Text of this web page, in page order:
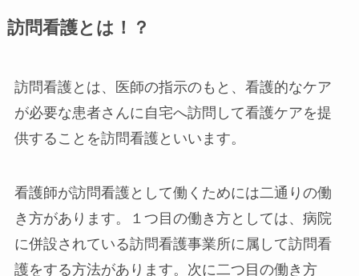
訪問看護とは！？
訪問看護とは、医師の指示のもと、看護的なケア
が必要な患者さんに自宅へ訪問して看護ケアを提
供することを訪問看護といいます。
看護師が訪問看護として働くためには二通りの働
き方があります。１つ目の働き方としては、病院
に併設されている訪問看護事業所に属して訪問看
護をする方法があります。次に二つ目の働き方